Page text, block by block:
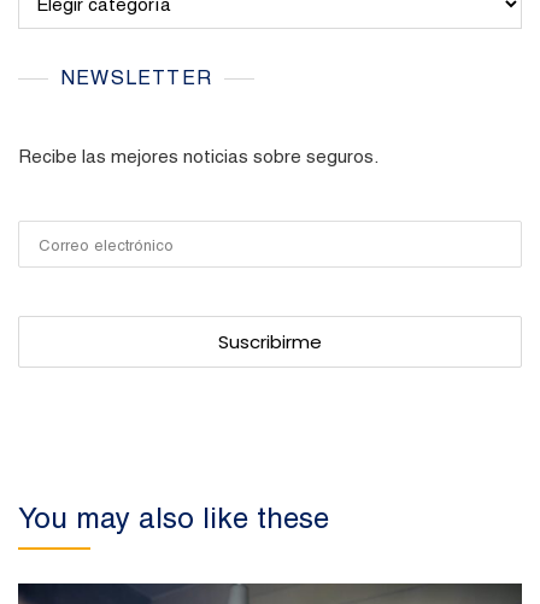
NEWSLETTER
Recibe las mejores noticias sobre seguros.
You may also like these